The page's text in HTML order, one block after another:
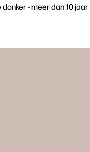
- meer dan 10